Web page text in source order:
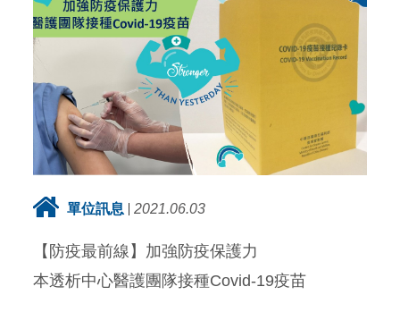
單位訊息 2021.06.03
【防疫最前線】加強防疫保護力
本透析中心醫護團隊接種Covid-19疫苗